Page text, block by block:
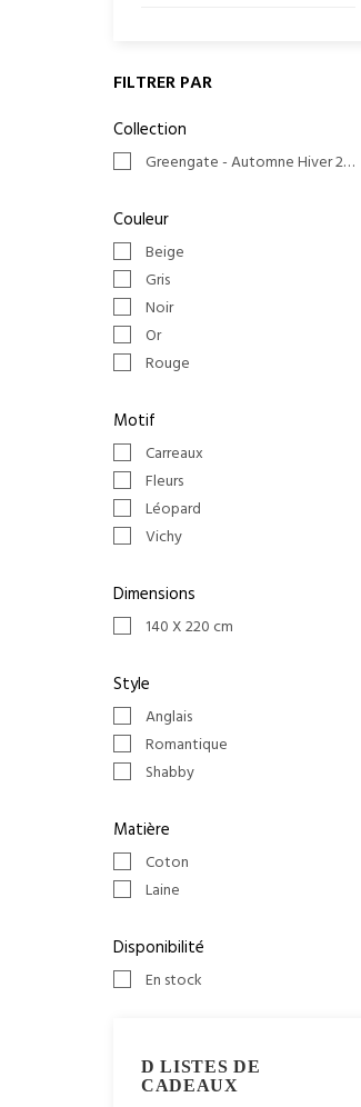
FILTRER PAR
Collection
Greengate - Automne Hiver 2023
Couleur
Beige
Gris
Noir
Or
Rouge
Motif
Carreaux
Fleurs
Léopard
Vichy
Dimensions
140 X 220 cm
Style
Anglais
Romantique
Shabby
Matière
Coton
Laine
Disponibilité
En stock
LISTES DE
CADEAUX